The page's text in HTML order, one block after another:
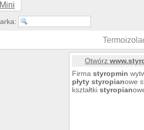
Otwórz
Firmastyropmin
płyty styropianowe
kształtkistyropian